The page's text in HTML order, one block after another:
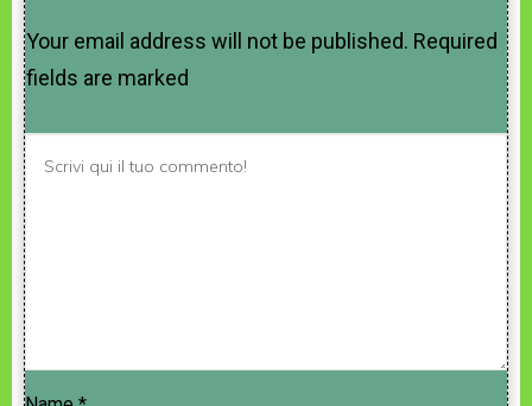
Your email address will not be published. Required
fields are marked